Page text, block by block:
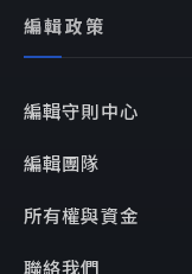
編輯政策
編輯守則中心
編輯團隊
所有權與資金
聯絡我們